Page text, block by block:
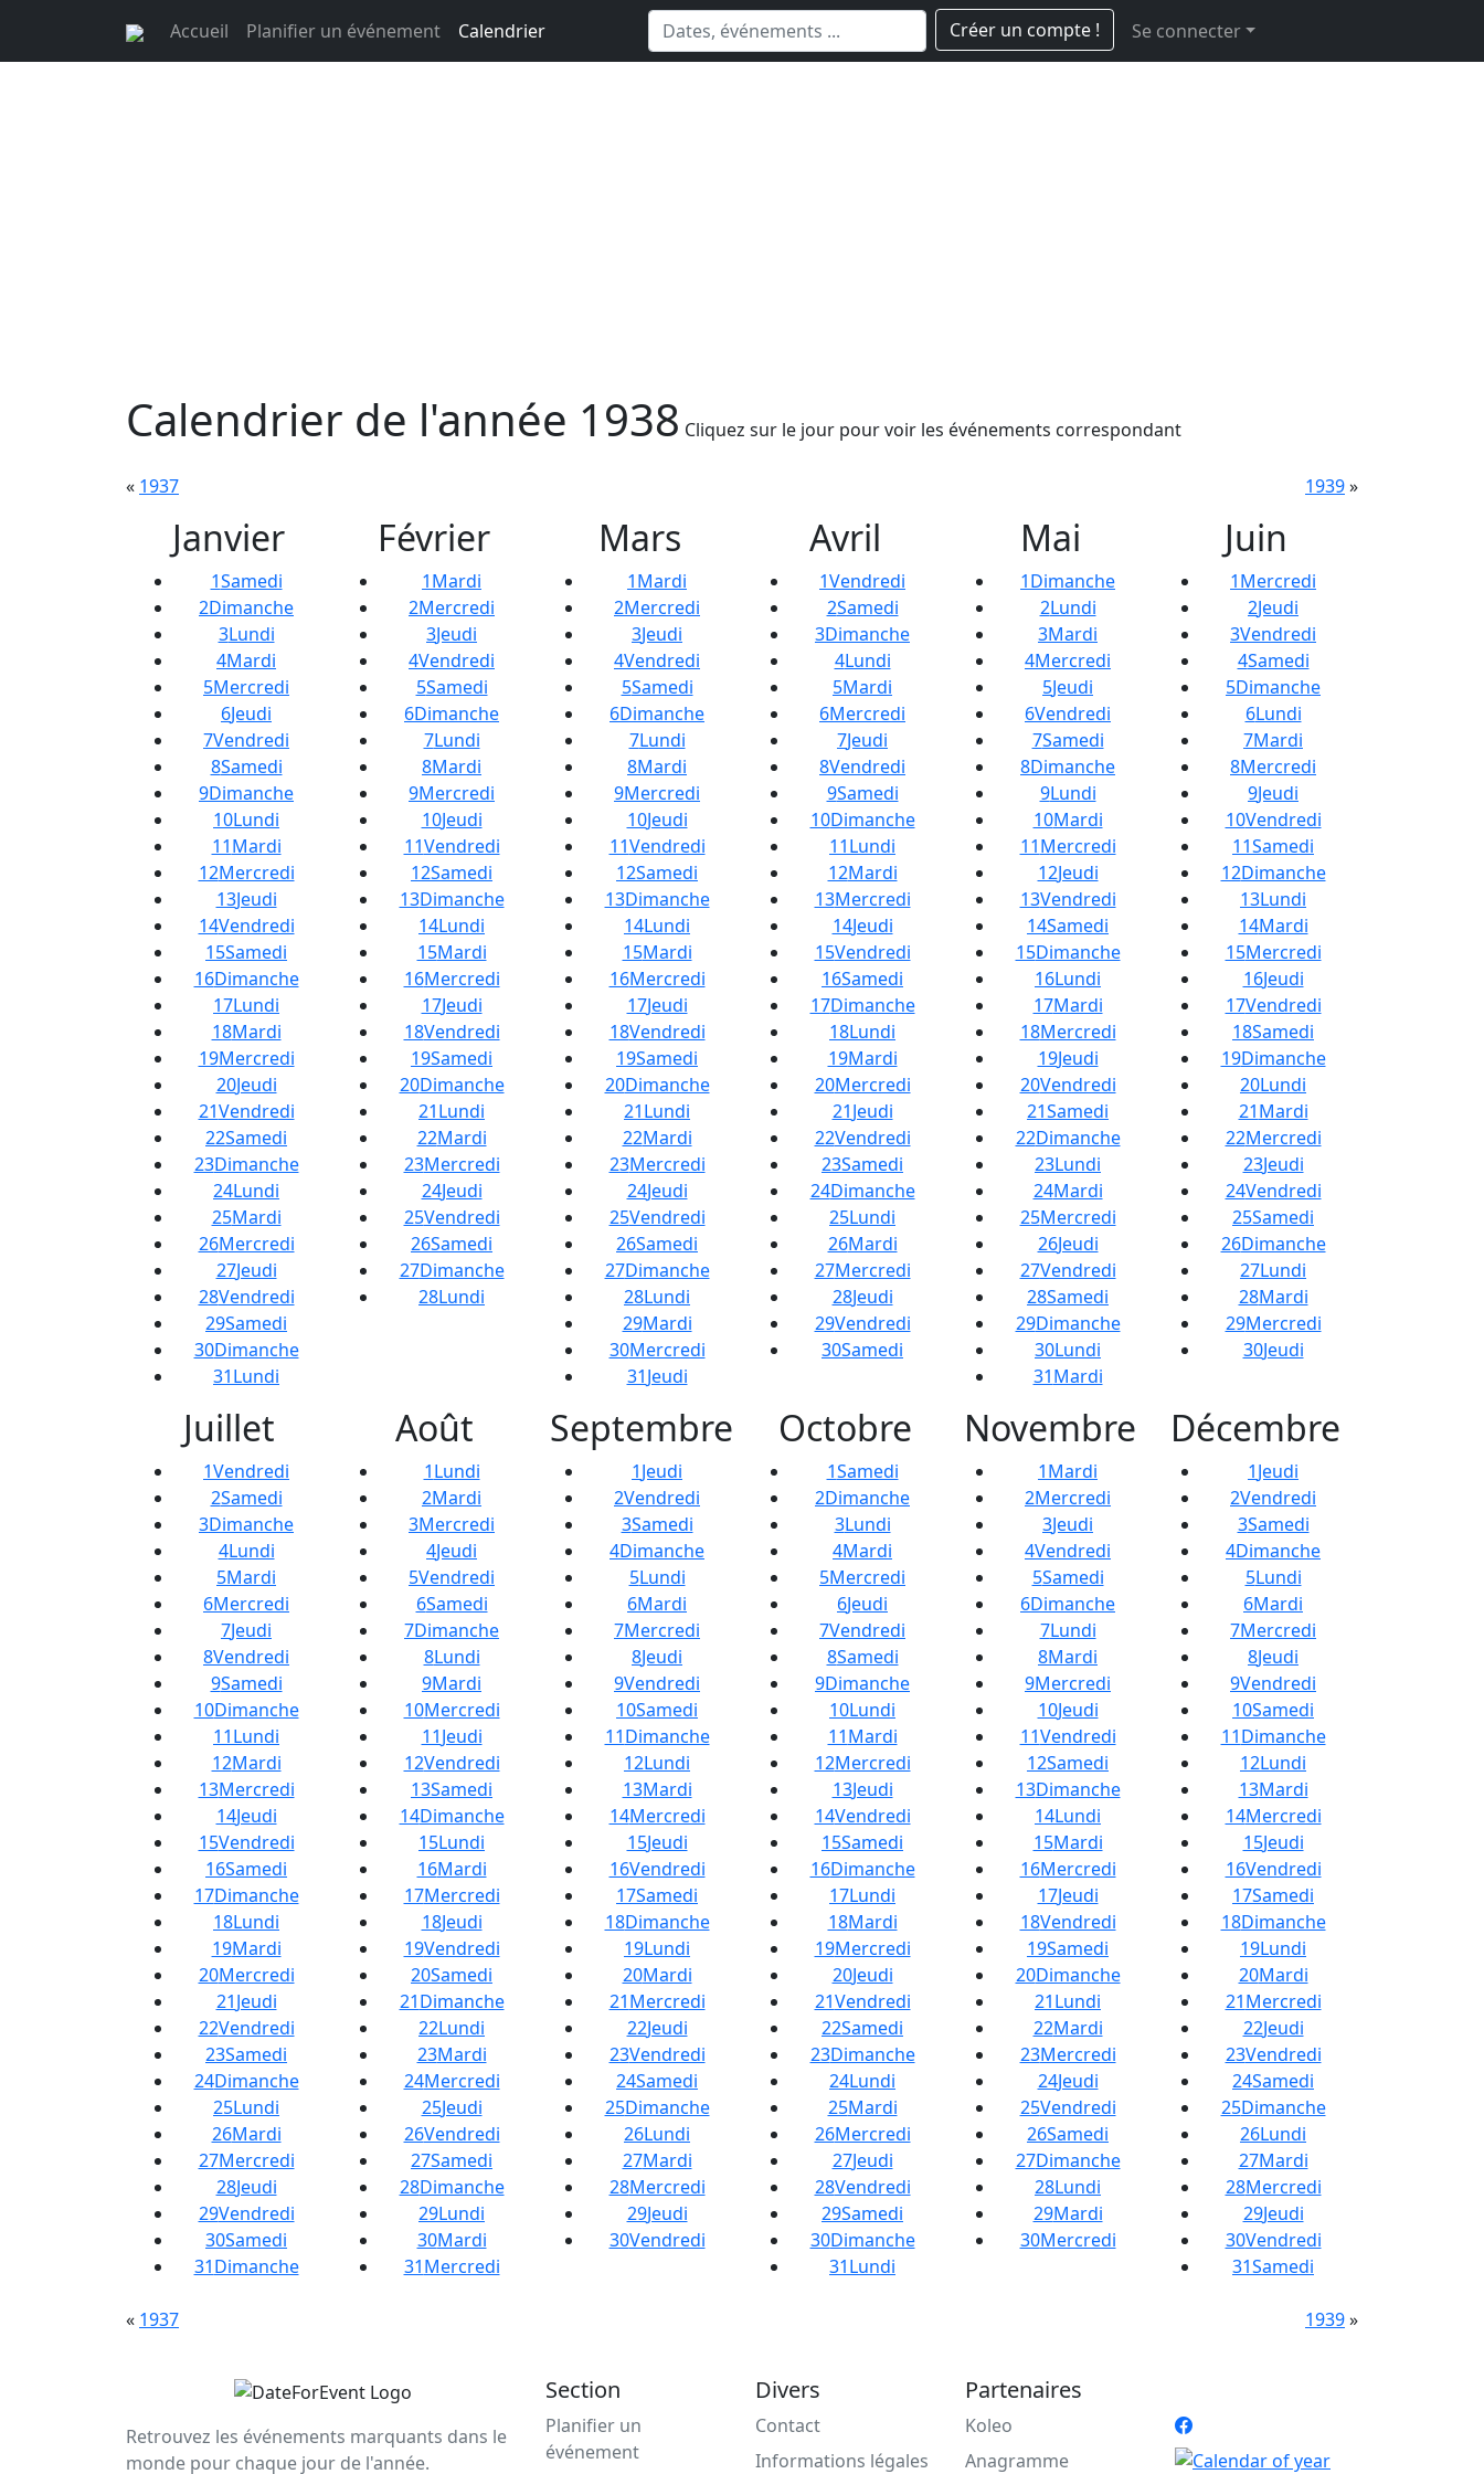
Accueil Planifier un événement Calendrier Créer un compte ! Se connecter
Calendrier de l'année 1938 Cliquez sur le jour pour voir les événements correspondant
« 1937 1939»
Janvier
1Samedi
2Dimanche
3Lundi
4Mardi
5Mercredi
6Jeudi
7Vendredi
8Samedi
9Dimanche
10Lundi
11Mardi
12Mercredi
13Jeudi
14Vendredi
15Samedi
16Dimanche
17Lundi
18Mardi
19Mercredi
20Jeudi
21Vendredi
22Samedi
23Dimanche
24Lundi
25Mardi
26Mercredi
27Jeudi
28Vendredi
29Samedi
30Dimanche
31Lundi
Février
1Mardi
2Mercredi
3Jeudi
4Vendredi
5Samedi
6Dimanche
7Lundi
8Mardi
9Mercredi
10Jeudi
11Vendredi
12Samedi
13Dimanche
14Lundi
15Mardi
16Mercredi
17Jeudi
18Vendredi
19Samedi
20Dimanche
21Lundi
22Mardi
23Mercredi
24Jeudi
25Vendredi
26Samedi
27Dimanche
28Lundi
Mars
1Mardi
2Mercredi
3Jeudi
4Vendredi
5Samedi
6Dimanche
7Lundi
8Mardi
9Mercredi
10Jeudi
11Vendredi
12Samedi
13Dimanche
14Lundi
15Mardi
16Mercredi
17Jeudi
18Vendredi
19Samedi
20Dimanche
21Lundi
22Mardi
23Mercredi
24Jeudi
25Vendredi
26Samedi
27Dimanche
28Lundi
29Mardi
30Mercredi
31Jeudi
Avril
1Vendredi
2Samedi
3Dimanche
4Lundi
5Mardi
6Mercredi
7Jeudi
8Vendredi
9Samedi
10Dimanche
11Lundi
12Mardi
13Mercredi
14Jeudi
15Vendredi
16Samedi
17Dimanche
18Lundi
19Mardi
20Mercredi
21Jeudi
22Vendredi
23Samedi
24Dimanche
25Lundi
26Mardi
27Mercredi
28Jeudi
29Vendredi
30Samedi
Mai
1Dimanche
2Lundi
3Mardi
4Mercredi
5Jeudi
6Vendredi
7Samedi
8Dimanche
9Lundi
10Mardi
11Mercredi
12Jeudi
13Vendredi
14Samedi
15Dimanche
16Lundi
17Mardi
18Mercredi
19Jeudi
20Vendredi
21Samedi
22Dimanche
23Lundi
24Mardi
25Mercredi
26Jeudi
27Vendredi
28Samedi
29Dimanche
30Lundi
31Mardi
Juin
1Mercredi
2Jeudi
3Vendredi
4Samedi
5Dimanche
6Lundi
7Mardi
8Mercredi
9Jeudi
10Vendredi
11Samedi
12Dimanche
13Lundi
14Mardi
15Mercredi
16Jeudi
17Vendredi
18Samedi
19Dimanche
20Lundi
21Mardi
22Mercredi
23Jeudi
24Vendredi
25Samedi
26Dimanche
27Lundi
28Mardi
29Mercredi
30Jeudi
Juillet
1Vendredi
2Samedi
3Dimanche
4Lundi
5Mardi
6Mercredi
7Jeudi
8Vendredi
9Samedi
10Dimanche
11Lundi
12Mardi
13Mercredi
14Jeudi
15Vendredi
16Samedi
17Dimanche
18Lundi
19Mardi
20Mercredi
21Jeudi
22Vendredi
23Samedi
24Dimanche
25Lundi
26Mardi
27Mercredi
28Jeudi
29Vendredi
30Samedi
31Dimanche
Août
1Lundi
2Mardi
3Mercredi
4Jeudi
5Vendredi
6Samedi
7Dimanche
8Lundi
9Mardi
10Mercredi
11Jeudi
12Vendredi
13Samedi
14Dimanche
15Lundi
16Mardi
17Mercredi
18Jeudi
19Vendredi
20Samedi
21Dimanche
22Lundi
23Mardi
24Mercredi
25Jeudi
26Vendredi
27Samedi
28Dimanche
29Lundi
30Mardi
31Mercredi
Septembre
1Jeudi
2Vendredi
3Samedi
4Dimanche
5Lundi
6Mardi
7Mercredi
8Jeudi
9Vendredi
10Samedi
11Dimanche
12Lundi
13Mardi
14Mercredi
15Jeudi
16Vendredi
17Samedi
18Dimanche
19Lundi
20Mardi
21Mercredi
22Jeudi
23Vendredi
24Samedi
25Dimanche
26Lundi
27Mardi
28Mercredi
29Jeudi
30Vendredi
Octobre
1Samedi
2Dimanche
3Lundi
4Mardi
5Mercredi
6Jeudi
7Vendredi
8Samedi
9Dimanche
10Lundi
11Mardi
12Mercredi
13Jeudi
14Vendredi
15Samedi
16Dimanche
17Lundi
18Mardi
19Mercredi
20Jeudi
21Vendredi
22Samedi
23Dimanche
24Lundi
25Mardi
26Mercredi
27Jeudi
28Vendredi
29Samedi
30Dimanche
31Lundi
Novembre
1Mardi
2Mercredi
3Jeudi
4Vendredi
5Samedi
6Dimanche
7Lundi
8Mardi
9Mercredi
10Jeudi
11Vendredi
12Samedi
13Dimanche
14Lundi
15Mardi
16Mercredi
17Jeudi
18Vendredi
19Samedi
20Dimanche
21Lundi
22Mardi
23Mercredi
24Jeudi
25Vendredi
26Samedi
27Dimanche
28Lundi
29Mardi
30Mercredi
Décembre
1Jeudi
2Vendredi
3Samedi
4Dimanche
5Lundi
6Mardi
7Mercredi
8Jeudi
9Vendredi
10Samedi
11Dimanche
12Lundi
13Mardi
14Mercredi
15Jeudi
16Vendredi
17Samedi
18Dimanche
19Lundi
20Mardi
21Mercredi
22Jeudi
23Vendredi
24Samedi
25Dimanche
26Lundi
27Mardi
28Mercredi
29Jeudi
30Vendredi
31Samedi
« 1937 1939»
Retrouvez les événements marquants dans le
monde pour chaque jour de l'année.
Section
Planifier un
événement
Divers
Contact
Informations légales
Partenaires
Koleo
Anagramme